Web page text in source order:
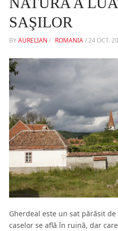
SAŞILOR
BYAURELIAN / ROMANIA/24 OCT.
Gherdeal este un sat părăsit de
caselor se află în ruină, dar